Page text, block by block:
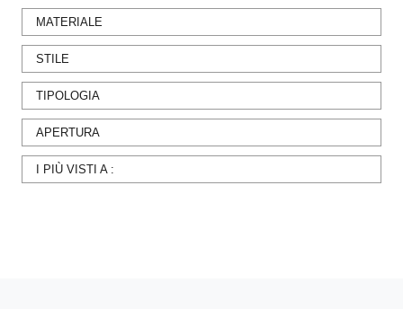
MATERIALE
STILE
TIPOLOGIA
APERTURA
I PIÙ VISTI A :